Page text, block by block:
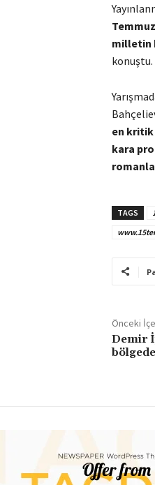
milletin
konuştu.
en kritik
kara
TAGS
Önceki
Demir